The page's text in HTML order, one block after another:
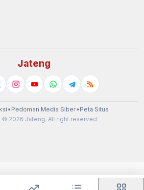
Jateng
• Pedoman Media Siber• Peta Situs
© 2026 Jateng. All right reserved